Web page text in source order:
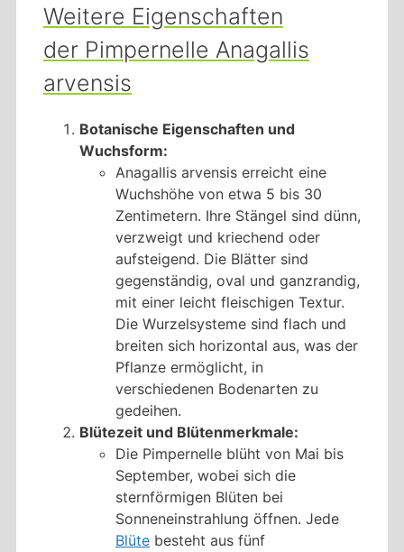
Weitere Eigenschaften
der Pimpernelle Anagallis
arvensis
Botanische Eigenschaften und
Wuchsform:
Anagallis arvensis erreicht eine
Wuchshöhe von etwa 5 bis 30
Zentimetern. Ihre Stängel sind dünn,
verzweigt und kriechend oder
aufsteigend. Die Blätter sind
gegenständig, oval und ganzrandig,
mit einer leicht fleischigen Textur.
Die Wurzelsysteme sind flach und
breiten sich horizontal aus, was der
Pflanze ermöglicht, in
verschiedenen Bodenarten zu
gedeihen.
Blütezeit und Blütenmerkmale:
Die Pimpernelle blüht von Mai bis
September, wobei sich die
sternförmigen Blüten bei
Sonneneinstrahlung öffnen. Jede
Blüte besteht aus fünf